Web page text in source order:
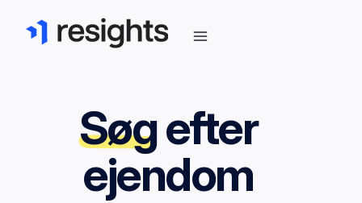
Søgefter
ejendom